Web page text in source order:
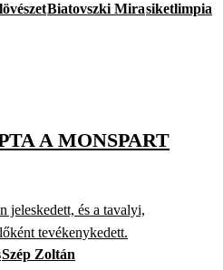
lövészetBiatovszki Mirasiketlimpia
A MONSPART
jeleskedett, és a tavalyi,
tevékenykedett.
Szép Zoltán